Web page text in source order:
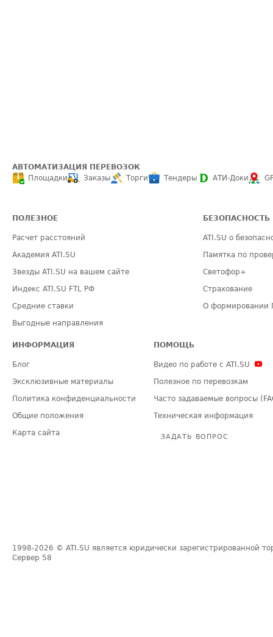
АВТОМАТИЗАЦИЯ ПЕРЕВОЗОК
Площадки
Заказы Торги Тендеры АТИ-Доки
ПОЛЕЗНОЕ
Расчет расстояний
Академия ATI.SU
Звезды ATI.SU на вашем сайте
Индекс ATI.SU FTL РФ
Средние ставки
Выгодные направления
БЕЗОПАСНОСТЬ
ATI.SU о
Памятка по
Светофор+
Страхование
О формировании
ИНФОРМАЦИЯ
Блог
Эксклюзивные материалы
Политика конфиденциальности
Общие положения
Карта сайта
ПОМОЩЬ
Видео по работе с ATI.SU
Полезное по перевозкам
Часто задаваемые вопросы
Техническая информация
ЗАДАТЬ ВОПРОС
1998-2026 © ATI.SU является юридически зарегистрированной
Сервер 58